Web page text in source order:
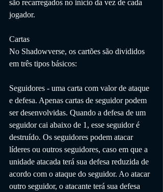
são recarregados no início da vez de cada
jogador.
Cartas
No Shadowverse, os cartões são divididos
em três tipos básicos:
Seguidores - uma carta com valor de ataque
e defesa. Apenas cartas de seguidor podem
ser desenvolvidas. Quando a defesa de um
seguidor cai abaixo de 1, esse seguidor é
destruído. Os seguidores podem atacar
líderes ou outros seguidores, caso em que a
unidade atacada terá sua defesa reduzida de
acordo com o ataque do seguidor. Ao atacar
outro seguidor, o atacante terá sua defesa